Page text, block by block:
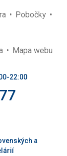
Pobočky
Mapa webu
22:00
a